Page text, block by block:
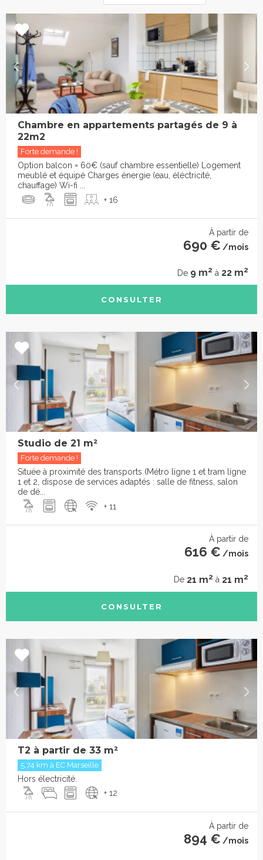
Chambre en appartements partagés de 9 à
22m2
Forte demande !
Option balcon = 60€ (sauf chambre essentielle) Logement
meublé et équipé Charges énergie (eau, éléctricité,
chauffage) Wi-fi ...
+ 16
À partir de
690 € /mois
De 9 m2 à 22 m2
CONSULTER
Studio de 21 m²
Forte demande !
Située à proximité des transports (Métro ligne 1 et tram ligne
1 et 2, dispose de services adaptés : salle de fitness, salon
de dé...
+ 11
À partir de
616 € /mois
De 21 m2 à 21 m2
CONSULTER
T2 à partir de 33 m²
5.74 km à EC Marseille
Hors électricité.
+ 12
À partir de
894 € /mois